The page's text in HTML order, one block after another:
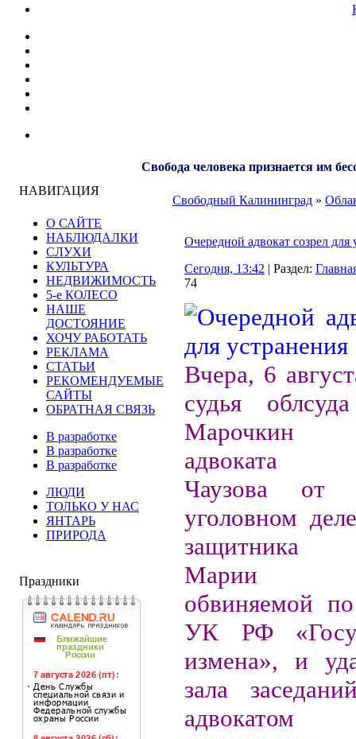
Свобода человека признается им
НАВИГАЦИЯ
О САЙТЕ
НАБЛЮДАЛКИ
СЛУХИ
КУЛЬТУРА
НЕДВИЖИМОСТЬ
5-е КОЛЕСО
НАШЕ
ДОСТОЯНИЕ
ХОЧУ РАБОТАТЬ
РЕКЛАМА
СТАТЬИ
РЕКОМЕНДУЕМЫЕ
САЙТЫ
ОБРАТНАЯ СВЯЗЬ
В разработке
В разработке
В разработке
ЛЮДИ
ТОЛЬКО У НАС
ЯНТАРЬ
ПРИРОДА
Праздники
Свободный Калининград »
Очередной адвокат созрел для
Сегодня, 13:42 | Раздел:
74
Вчера, 6
судья
Марочкин
адвоката
Чаузова от
уголовном
защитника
Марии
обвиняемой
УК РФ
измена», и
зала